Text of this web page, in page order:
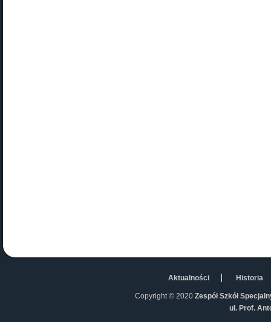
Aktualności Historia
Copyright © 2020 Zespół Szkół
ul. Prof.